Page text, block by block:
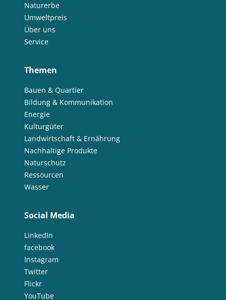
Naturerbe
Umweltpreis
Über uns
Service
Themen
Bauen & Quartier
Bildung & Kommunikation
Energie
Kulturgüter
Landwirtschaft & Ernährung
Nachhaltige Produkte
Naturschutz
Ressourcen
Wasser
Social Media
LinkedIn
facebook
Instagram
Twitter
Flickr
YouTube